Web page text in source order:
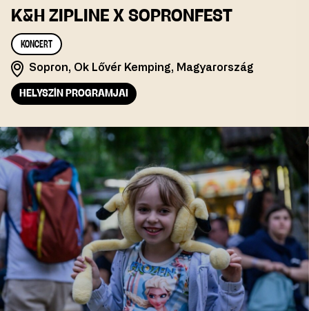
K&H ZIPLINE X SOPRONFEST
KONCERT
Sopron, Ok Lővér Kemping, Magyarország
HELYSZÍN PROGRAMJAI